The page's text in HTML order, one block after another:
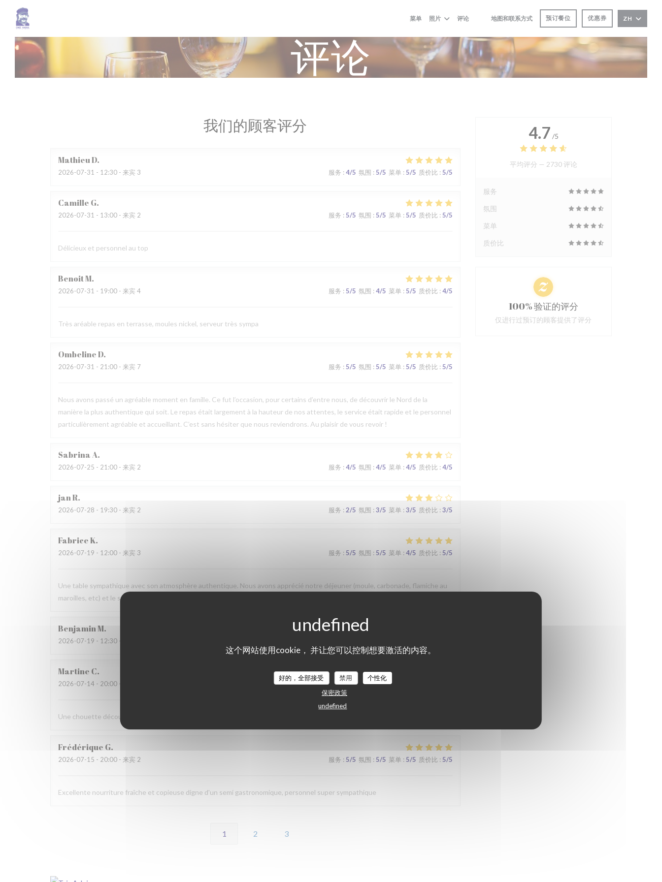
Cookie管理面板
这个网站使用cookie， 并让您可以控制想要激活的内容。
好的，全部接受 禁用
个性化
保密政策
undefined
菜单 照片 评论
((在新窗口中打开))
((在新窗口中打开))
地图和联系方式 预订餐位 优惠券 ZH
评论
我们的顾客评分
MathieuD
2026-07-31 - 12:30 - 来宾 3 服务 : 4/5 氛围 : 5/5 菜单: 5/5 质价比 : 5/5
Camille G
2026-07-31 - 13:00 - 来宾 2 服务 : 5/5 氛围 : 5/5 菜单: 5/5 质价比 : 5/5
Délicieux et personnel au top
BenoitM
2026-07-31 - 19:00 - 来宾 4 服务 : 5/5 氛围 : 4/5 菜单: 5/5 质价比 : 4/5
Très aréable repas en terrasse, moules nickel, serveur très sympa
OmbelineD
2026-07-31 - 21:00 - 来宾 7 服务 : 5/5 氛围 : 5/5 菜单: 5/5 质价比 : 5/5
Nous avons passé un agréable moment en famille. Ce fut l’occasion, pour certains d’entre nous, de découvrir le Nord de la
manière la plus authentique qui soit. Le repas était largement à la hauteur de nos attentes, le service était rapide et le personnel
particulièrement agréable et accueillant. C’est sans hésiter que nous reviendrons. Au plaisir de vous revoir !
SabrinaA
2026-07-25 - 21:00 - 来宾 2 服务 : 4/5 氛围 : 4/5 菜单: 4/5 质价比 : 4/5
janR
2026-07-28 - 19:30 - 来宾 2 服务 : 2/5 氛围 : 3/5 菜单: 3/5 质价比 : 3/5
FabriceK
2026-07-19 - 12:00 - 来宾 3 服务 : 5/5 氛围 : 5/5 菜单: 4/5 质价比 : 5/5
Une table sympathique avec son atmosphère authentique. Nous avons apprécié notre déjeuner (moule, carbonade, flamiche au
maroilles, etc) et le service. Pourquoi pas y retourner lors d'un prochaine passage à Lilles.
BenjaminM
2026-07-19 - 12:30 - 来宾 2
Martine C
2026-07-14 - 20:00 - 来宾 6 服务:4/5 氛围:4/5 菜单
Une chouette découverte!
Frédérique G
2026-07-15 - 20:00 - 来宾 2 服务 : 5/5 氛围 : 5/5 菜单 : 5/5 质价比 : 5/5
Excellente nourriture fraîche et copieuse digne d'un semi gastronomique, personnel super sympathique
1 2 3
4.7 /5
平均评分 — 2730 评论
服务
氛围
菜单
质价比
100% 验证的评分
仅进行过预订的顾客提供了评分